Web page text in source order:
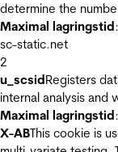
determine the
Maximal lagringstid
sc-static.net
2
u_scsidRegisters
internal analysis and
Maximal lagringstid
X-ABThis cookie is